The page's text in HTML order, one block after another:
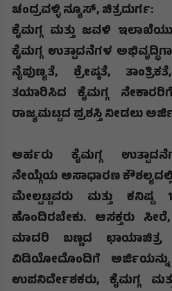
ಚಂದ್ರವಳ್ಳಿ ನ್ಯೂಸ್, ಚಿತ್ರದುರ್ಗ:
ಕೈಮಗ್ಗ ಮತ್ತು ಜವಳಿ ಇಲಾಖೆಯು
ಕೈಮಗ್ಗ ಉತ್ಪಾದನೆಗಳ
ನೈಪುಣ್ಯತೆ, ಶ್ರೇಷ್ಠತೆ, ತಾಂತ್ರಿಕತೆ
ತಯಾರಿಸಿದ
ಕೈಮಗ್ಗ ನೇಕಾರರಿಗೆ
ರಾಜ್ಯಮಟ್ಟದ ಪ್ರಶಸ್ತಿನೀಡಲು
ಅರ್ಹರು ಕೈಮಗ್ಗ
ನೇಯ್ಗೆಯ ಅಸಾಧಾರಣ
ಮೇಲ್ಪಟ್ಟವರು
ಮತ್ತು ಕನಿಷ್ಟ
ಹೊಂದಿರಬೇಕು. ಆಸಕ್ತರು ಸೀರೆ,
ಮಾದರಿ
ಬಣ್ಣದ ಛಾಯಾಚಿತ್ರ
ವಿಡಿಯೋದೊಂದಿಗೆ
ಅರ್ಜಿಯನ್ನು
ಉಪನಿರ್ದೇಶಕರು, ಕೈಮಗ್ಗ